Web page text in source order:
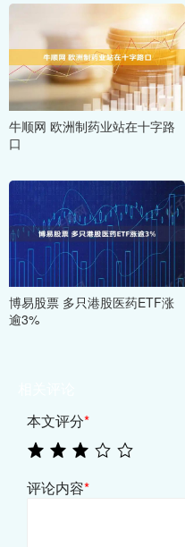
牛顺网 欧洲制药业站在十字路
口
博易股票 多只港股医药ETF涨
逾3%
本文评分*
评论内容*